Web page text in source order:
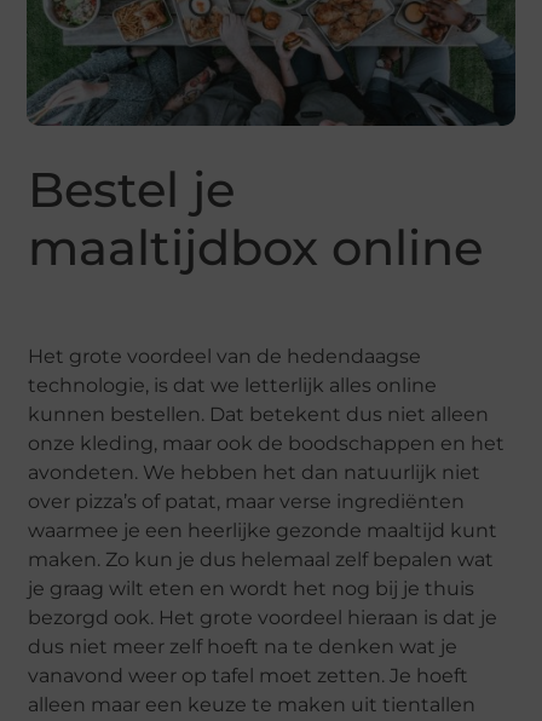
Bestel je
maaltijdbox online
Het grote voordeel van de hedendaagse
technologie, is dat we letterlijk alles online
kunnen bestellen. Dat betekent dus niet alleen
onze kleding, maar ook de boodschappen en het
avondeten. We hebben het dan natuurlijk niet
over pizza’s of patat, maar verse ingrediënten
waarmee je een heerlijke gezonde maaltijd kunt
maken. Zo kun je dus helemaal zelf bepalen wat
je graag wilt eten en wordt het nog bij je thuis
bezorgd ook. Het grote voordeel hieraan is dat je
dus niet meer zelf hoeft na te denken wat je
vanavond weer op tafel moet zetten. Je hoeft
alleen maar een keuze te maken uit tientallen